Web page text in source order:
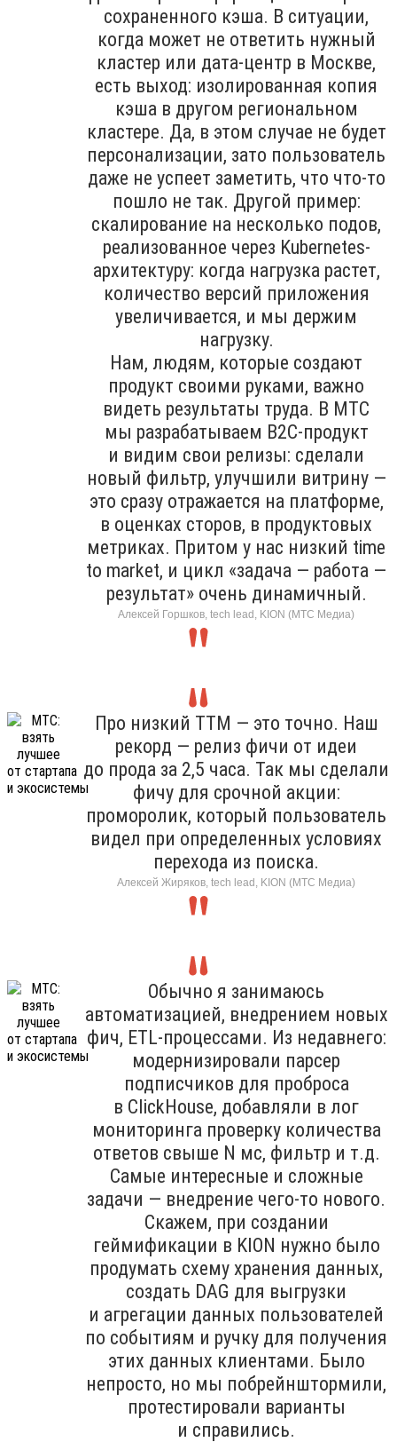
сохраненного кэша. В ситуации,
когда может не ответить нужный
кластер или дата-центр в Москве,
есть выход: изолированная копия
кэша в другом региональном
кластере. Да, в этом случае не будет
персонализации, зато пользователь
даже не успеет заметить, что что-то
пошло не так. Другой пример:
скалирование на несколько подов,
реализованное через Kubernetes-
архитектуру: когда нагрузка растет,
количество версий приложения
увеличивается, и мы держим
нагрузку.
Нам, людям, которые создают
продукт своими руками, важно
видеть результаты труда. В МТС
мы разрабатываем B2C-продукт
и видим свои релизы: сделали
новый фильтр, улучшили витрину —
это сразу отражается на платформе,
в оценках сторов, в продуктовых
метриках. Притом у нас низкий time
to market, и цикл «задача — работа —
результат» очень динамичный.
Алексей Горшков, tech lead, KION (МТС Медиа)
Про низкий TTM — это точно. Наш
рекорд — релиз фичи от идеи
до прода за 2,5 часа. Так мы сделали
фичу для срочной акции:
проморолик, который пользователь
видел при определенных условиях
перехода из поиска.
Алексей Жиряков, tech lead, KION (МТС Медиа)
Обычно я занимаюсь
автоматизацией, внедрением новых
фич, ETL-процессами. Из недавнего:
модернизировали парсер
подписчиков для проброса
в ClickHouse, добавляли в лог
мониторинга проверку количества
ответов свыше N мс, фильтр и т.д.
Самые интересные и сложные
задачи — внедрение чего-то нового.
Скажем, при создании
геймификации в KION нужно было
продумать схему хранения данных,
создать DAG для выгрузки
и агрегации данных пользователей
по событиям и ручку для получения
этих данных клиентами. Было
непросто, но мы побрейнштормили,
протестировали варианты
и справились.